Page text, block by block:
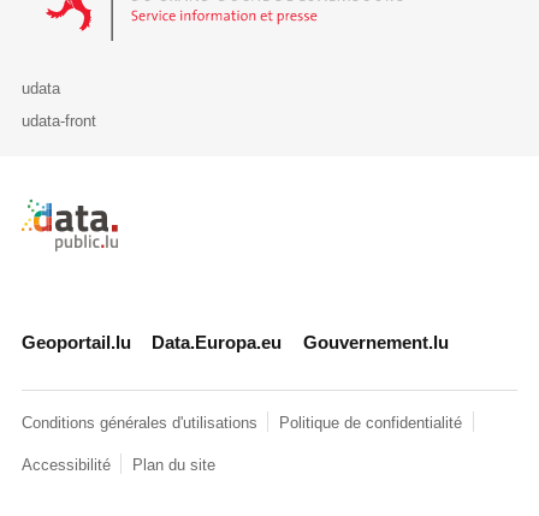
udata
udata-front
Retour à l'accueil de data.public.lu
Geoportail.lu Data.Europa.eu Gouvernement.lu
Conditions générales d'utilisations Politique de confidentialité
Accessibilité Plan du site